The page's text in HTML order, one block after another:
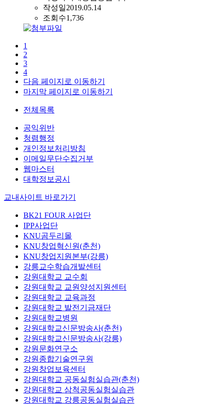
작성일2019.05.14
조회수1,736
1
2
3
4
다음 페이지로 이동하기
마지막 페이지로 이동하기
전체목록
공익위반
청렴행정
개인정보처리방침
이메일무단수집거부
웹마스터
대학정보공시
교내사이트 바로가기
BK21 FOUR 사업단
IPP사업단
KNU곰두리몰
KNU창업혁신원(춘천)
KNU창업지원본부(강릉)
강릉교수학습개발센터
강원대학교 교수회
강원대학교 교원양성지원센터
강원대학교 교육과정
강원대학교 발전기금재단
강원대학교병원
강원대학교신문방송사(춘천)
강원대학교신문방송사(강릉)
강원문화연구소
강원종합기술연구원
강원창업보육센터
강원대학교 공동실험실습관(춘천)
강원대학교 삼척공동실험실습관
강원대학교 강릉공동실험실습관